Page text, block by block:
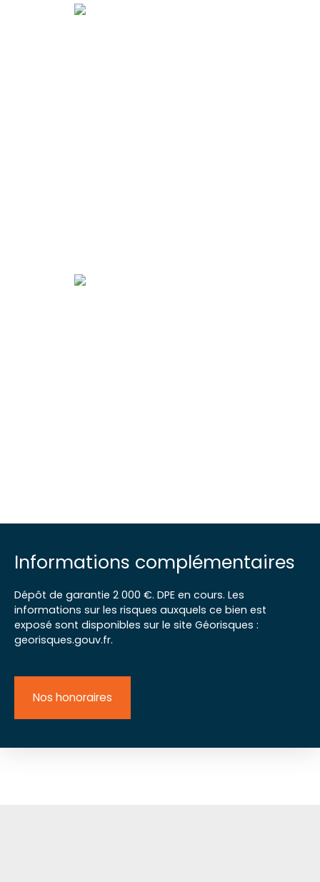
Informations complémentaires
Dépôt de garantie 2 000 €. DPE en cours. Les
informations sur les risques auxquels ce bien est
exposé sont disponibles sur le site Géorisques :
georisques.gouv.fr.
Nos honoraires